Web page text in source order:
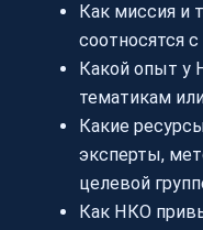
Как миссия и
соотносятся
Какой опыт у
тематикам
Какие
эксперты,
целевой
Как НКО